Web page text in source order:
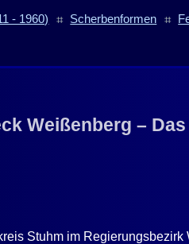
- 1960) ⌗ Scherbenformen ⌗
Weißenberg –
Stuhm im